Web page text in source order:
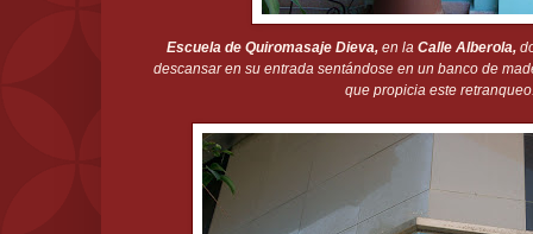
Escuela de Quiromasaje Dieva, en la Calle Alberola,
descansar en su entrada sentándose en un banco de
que propicia este